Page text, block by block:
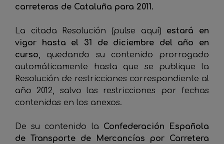
carreteras de Cataluña para 2011.
La citada Resolución (pulse aquí) estará en
vigor hasta el 31 de diciembre del año en
curso, quedando su contenido prorrogado
automáticamente hasta que se publique la
Resolución de restricciones correspondiente al
año 2012, salvo las restricciones por fechas
contenidas en los anexos.
De su contenido la Confederación Española
de Transporte de Mercancías por Carretera